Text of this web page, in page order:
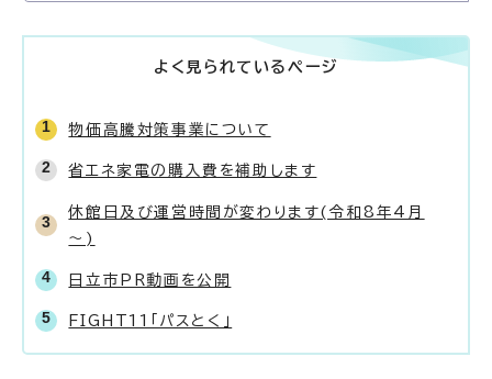
よく見られているページ
物価高騰対策事業について
省エネ家電の購入費を補助します
休館日及び運営時間が変わります(令和8年4月
～)
日立市PR動画を公開
FIGHT11「パスとく」